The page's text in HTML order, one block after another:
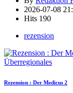
2026-07-08
Hits 190
rezension
Überregionales
Rezension : Der Medicus 2